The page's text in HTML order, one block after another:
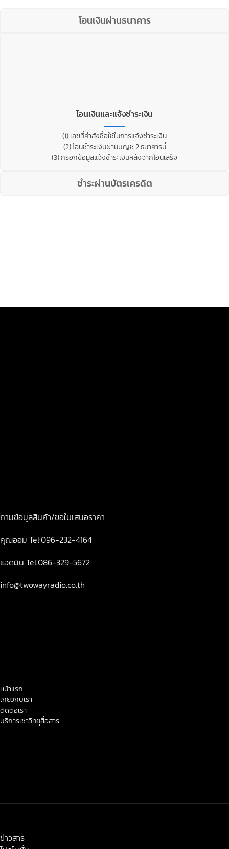
โอนเงินผ่านธนาคาร
โอนเงินและแจ้งชำระเงิน
(1) เลขที่คำสั่งซื้อใช้ในการแจ้งชำระเงิน
(2) โอนชำระเงินผ่านบัญชี 2 ธนาคารนี้
(3) กรอกข้อมูลแจ้งชำระเงินหลังจากโอนเสร็จ
ชำระผ่านบัตรเครดิต
ถามข้อมูลสินค้า/ขอใบเสนอราคา
คุณออม Tel:096-232-4164
แอดมิน Tel:086-329-5672
info@twowayradio.co.th
หน้าแรก
เกี่ยวกับเรา
ติดต่อเรา
บริการเช่าวิทยุสื่อสาร
ข่าวสาร